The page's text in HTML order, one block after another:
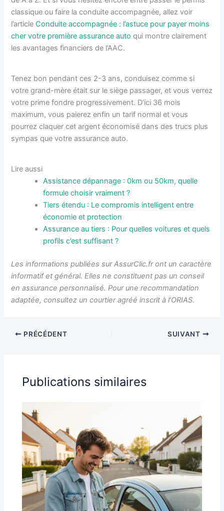
classique ou faire la conduite accompagnée, allez voir
l’article Conduite accompagnée : l’astuce pour payer moins
cher votre première assurance auto qui montre clairement
les avantages financiers de l’AAC.
Tenez bon pendant ces 2-3 ans, conduisez comme si
votre grand-mère était sur le siège passager, et vous verrez
votre prime fondre progressivement. D’ici 36 mois
maximum, vous paierez enfin un tarif normal et vous
pourrez claquer cet argent économisé dans des trucs plus
sympas que votre assurance auto.
Lire aussi
Assistance dépannage : 0km ou 50km, quelle
formule choisir vraiment ?
Tiers étendu : Le compromis intelligent entre
économie et protection
Assurance au tiers : Pour quelles voitures et quels
profils c’est suffisant ?
Les informations publiées sur AssurClic.fr ont un caractère
informatif et général. Elles ne constituent pas un conseil
en assurance personnalisé. Pour une recommandation
adaptée, consultez un courtier agréé inscrit à l’ORIAS.
PRÉCÉDENT SUIVANT
Publications similaires